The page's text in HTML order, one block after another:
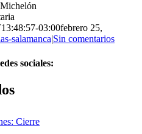
03:00febrero 25,
salamanca|Sin comentarios
sociales: